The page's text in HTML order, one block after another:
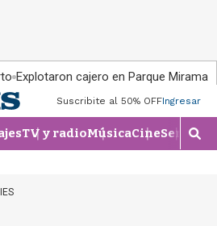
Explotaron cajero en Parque Miramar
Suscribite al 50% OFFIngresar
TV y radioMúsicaCineSeries
M
o